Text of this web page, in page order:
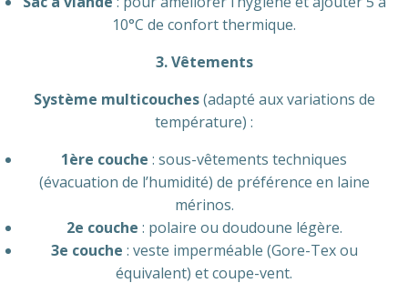
10°C de confort thermique.
3. Vêtements
Système multicouches(adapté aux variations de
température) :
1ère couche : sous-vêtements techniques
(évacuation de l’humidité) de préférence en laine
mérinos.
2e couche : polaire ou doudoune légère.
3e couche : veste imperméable (Gore-Tex ou
équivalent) et coupe-vent.